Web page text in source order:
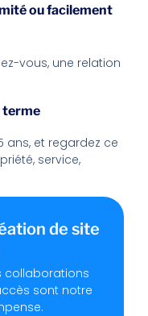
ou facilement
vous, une relation
terme
ans, et regardez ce
service,
de site
collaborations
sont notre